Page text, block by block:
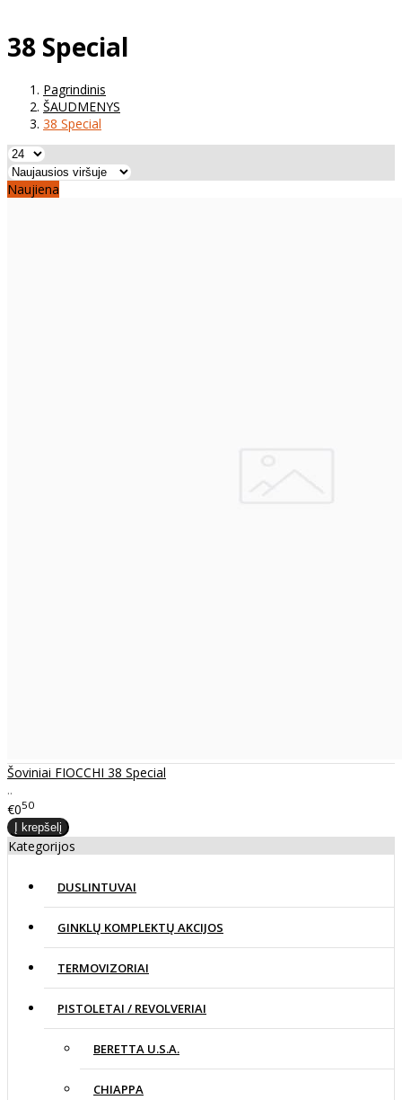
38 Special
Pagrindinis
ŠAUDMENYS
38 Special
Naujiena
Šoviniai FIOCCHI 38 Special
..
€050
Kategorijos
DUSLINTUVAI
GINKLŲ KOMPLEKTŲ AKCIJOS
TERMOVIZORIAI
PISTOLETAI / REVOLVERIAI
BERETTA U.S.A.
CHIAPPA